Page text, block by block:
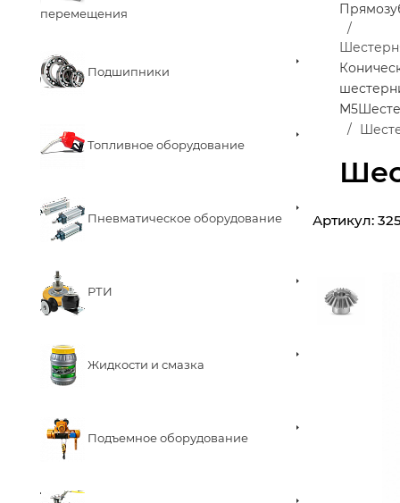
перемещения
Подшипники
Топливное оборудование
Пневматическое оборудование
РТИ
Жидкости и смазка
Подъемное оборудование
М5
Артикул: